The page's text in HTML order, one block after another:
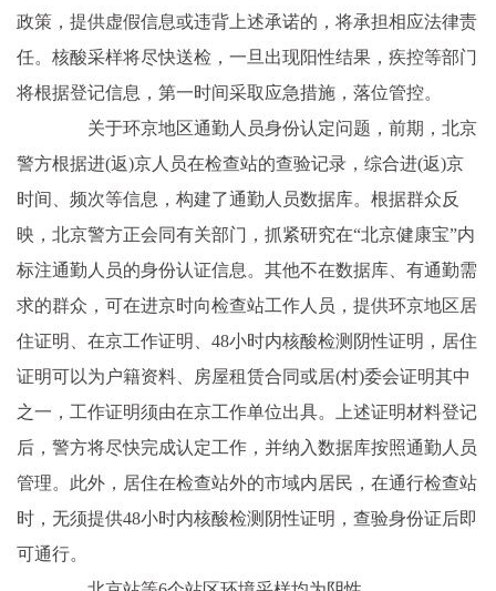
政策，提供虚假信息或违背上述承诺的，将承担相应法律责
任。核酸采样将尽快送检，一旦出现阳性结果，疾控等部门
将根据登记信息，第一时间采取应急措施，落位管控。
关于环京地区通勤人员身份认定问题，前期，北京
警方根据进(返)京人员在检查站的查验记录，综合进(返)京
时间、频次等信息，构建了通勤人员数据库。根据群众反
映，北京警方正会同有关部门，抓紧研究在“北京健康宝”内
标注通勤人员的身份认证信息。其他不在数据库、有通勤需
求的群众，可在进京时向检查站工作人员，提供环京地区居
住证明、在京工作证明、48小时内核酸检测阴性证明，居住
证明可以为户籍资料、房屋租赁合同或居(村)委会证明其中
之一，工作证明须由在京工作单位出具。上述证明材料登记
后，警方将尽快完成认定工作，并纳入数据库按照通勤人员
管理。此外，居住在检查站外的市域内居民，在通行检查站
时，无须提供48小时内核酸检测阴性证明，查验身份证后即
可通行。